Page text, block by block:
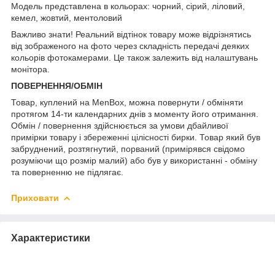
Модель представлена в кольорах: чорний, сірий, ліловий,
кемел, жовтий, ментоловий
Важливо знати! Реальний відтінок товару може відрізнятись
від зображеного на фото через складність передачі деяких
кольорів фотокамерами. Це також залежить від налаштувань
монітора.
ПОВЕРНЕННЯ/ОБМІН
Товар, куплений на MenBox, можна повернути / обміняти
протягом 14-ти календарних днів з моменту його отримання.
Обмін / повернення здійснюється за умови дбайливої
примірки товару і збереженні цілісності бирки. Товар який був
забруднений, розтягнутий, порваний (примірявся свідомо
розуміючи що розмір малий) або був у використанні - обміну
та поверненню не підлягає.
Приховати
Характеристики